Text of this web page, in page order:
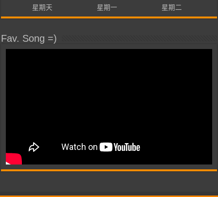
星期天 星期一 星期二
Fav. Song =)